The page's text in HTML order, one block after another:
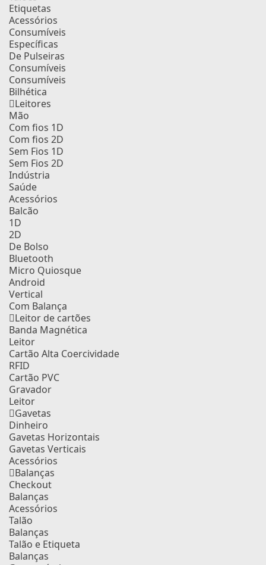
Etiquetas
Acessórios
Consumíveis
Específicas
De Pulseiras
Consumíveis
Consumíveis
Bilhética
Leitores
Mão
Com fios 1D
Com fios 2D
Sem Fios 1D
Sem Fios 2D
Indústria
Saúde
Acessórios
Balcão
1D
2D
De Bolso
Bluetooth
Micro Quiosque
Android
Vertical
Com Balança
Leitor de cartões
Banda Magnética
Leitor
Cartão Alta Coercividade
RFID
Cartão PVC
Gravador
Leitor
Gavetas
Dinheiro
Gavetas Horizontais
Gavetas Verticais
Acessórios
Balanças
Checkout
Balanças
Acessórios
Talão
Balanças
Talão e Etiqueta
Balanças